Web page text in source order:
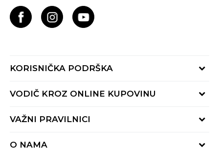
KORISNIČKA PODRŠKA
Provjeri status porudžbine
Radno vrijeme 9-16h
VODIČ KROZ ONLINE KUPOVINU
Načini isporuke
Reklamacije
VAŽNI PRAVILNICI
O NAMA